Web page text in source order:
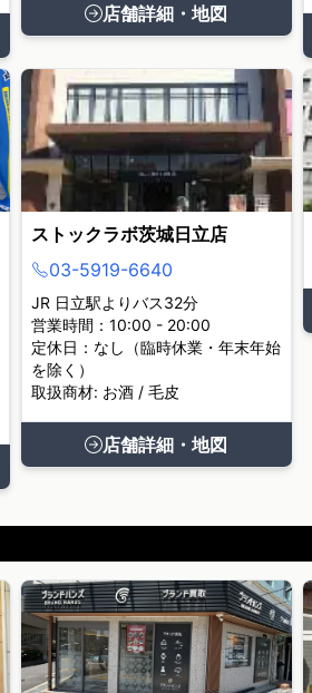
店舗詳細・地図
ストックラボ茨城日立店
03-5919-6640
JR 日立駅よりバス32分
営業時間：10:00 - 20:00
定休日：なし（臨時休業・年末年始
を除く）
取扱商材: お酒 / 毛皮
店舗詳細・地図